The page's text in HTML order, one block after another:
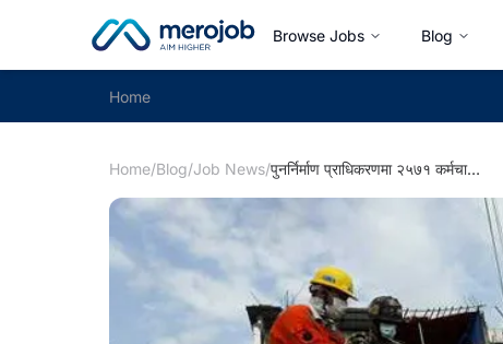
Browse Jobs Blog
Home
Home/Blog/Job News/ पुनर्निर्माण प्राधिकरणमा २५७१ कर्मचारीको माग